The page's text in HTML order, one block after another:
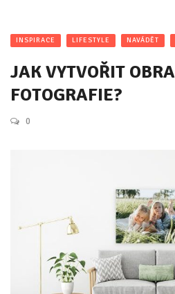
INSPIRACE LIFESTYLE NAVÁDĚT
JAK VYTVOŘIT
FOTOGRAFIE?
0